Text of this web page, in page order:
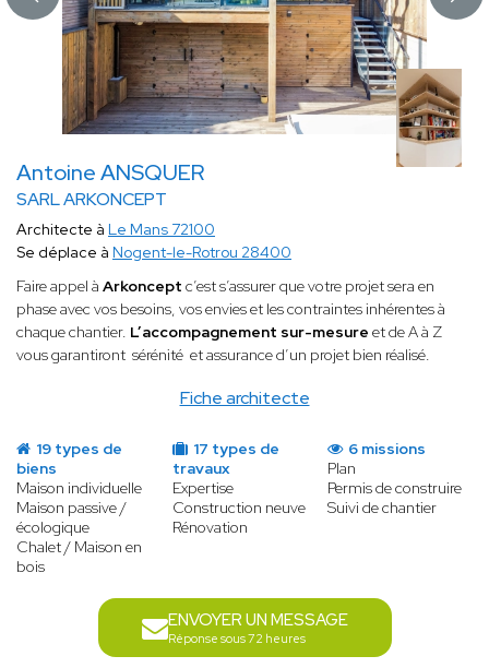
Antoine ANSQUER
SARL ARKONCEPT
Fiche architecte
Architecte à Le Mans 72100
Se déplace à Nogent-le-Rotrou 28400
Faire appel à Arkoncept c’est s’assurer que votre projet sera en
phase avec vos besoins, vos envies et les contraintes inhérentes à
chaque chantier. L’accompagnement sur-mesure et de A à Z
vous garantiront sérénité et assurance d’un projet bien réalisé.
19 types de
biens
Maison individuelle
Maison passive /
écologique
Chalet / Maison en
bois
17 types de
travaux
Expertise
Construction neuve
Rénovation
6 missions
Plan
Permis de construire
Suivi de chantier
ENVOYER UN MESSAGE
Réponse sous 72 heures